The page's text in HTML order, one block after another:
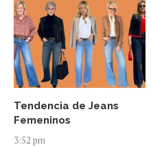
Tendencia de Jeans
Femeninos
3:52 pm